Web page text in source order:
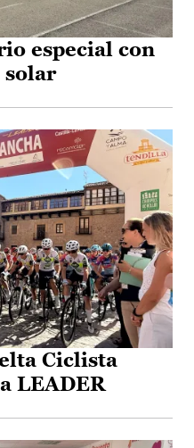
especial con
solar
Ciclista
LEADER